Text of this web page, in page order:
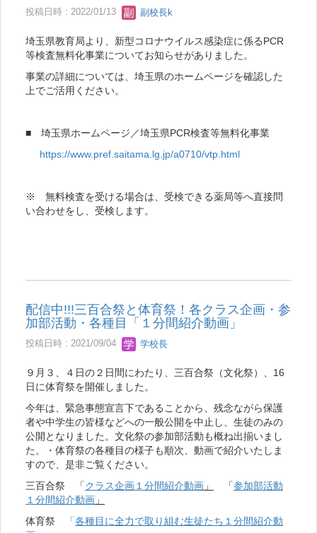
投稿日時 : 2022/01/13 副校長k
埼玉県教育局より、新型コロナウイルス感染症に係るPCR
等検査無料化事業についてお知らせがありました。
事業の詳細については、埼玉県のホームページを確認した
上でご活用ください。
■ 埼玉県ホームページ／埼玉県PCR検査等無料化事業
https://www.pref.saitama.lg.jp/a0710/vtp.html
※ 無料検査を受ける場合は、受検できる薬局等へ直接問
い合わせをし、受検します。
配信中!!!三百合祭と体育祭！各クラス企画・参
加部活動・各種目「１分間紹介動画」
投稿日時 : 2021/09/04 学校長
９月３、４日の２日間にわたり、三百合祭（文化祭）、16
日に体育祭を開催しました。
今年は、緊急事態宣言下であることから、残念ながら保護
者や中学生の皆様などへの一般公開を中止し、生徒のみの
公開となりました。文化祭の参加部活動も概ね出揃いまし
た。・体育祭の各種目の様子も順次、動画で紹介いたしま
すので、是非ご覧ください。
三百合祭 「クラス企画１分間紹介動画 」 「参加部活動
１分間紹介動画 」
体育祭
「各種目に全力で取り組む生徒たち１分間紹介動